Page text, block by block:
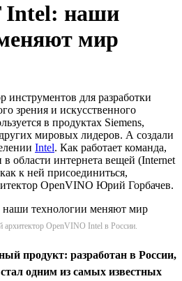
Intel: наши
мир
для разработки
зрения и искусственного
в продуктах Siemens,
мировых лидеров. А создали
Intel. Как работает команда,
области интернета вещей (Internet
к ней присоединиться,
OpenVINO Юрий Горбачев.
OpenVINO Intel в России.
продукт: разработан в России,
стал одним из самых известных